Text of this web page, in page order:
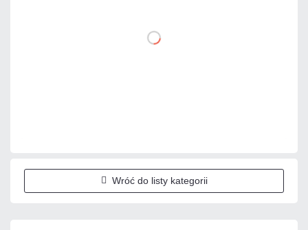
DO KOSZYKA
Wróć do listy kategorii